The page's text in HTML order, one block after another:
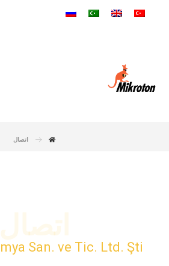
اتصال
اتصال
San. ve Tic. Ltd. Şti.